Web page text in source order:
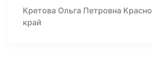
Кретова Ольга Петровна
край